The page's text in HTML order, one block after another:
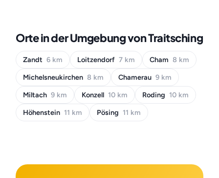
Orte in der Umgebung von Traitsching
Zandt 6 km Loitzendorf 7 km Cham 8 km
Michelsneukirchen 8 km Chamerau 9 km
Miltach 9 km Konzell 10 km Roding 10 km
Höhenstein 11 km Pösing 11 km